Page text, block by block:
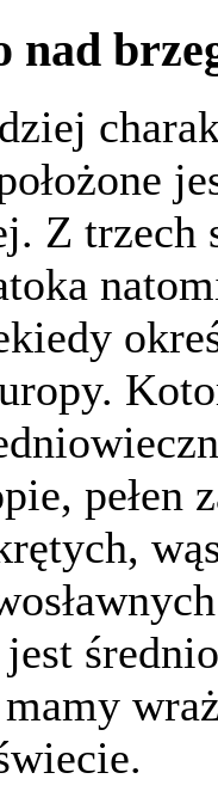
nad
Z trzech
pełen